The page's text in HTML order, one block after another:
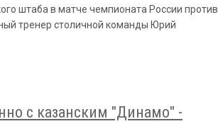
штаба в матче чемпионата России против
тренер столичной команды Юрий
с казанским "Динамо" -